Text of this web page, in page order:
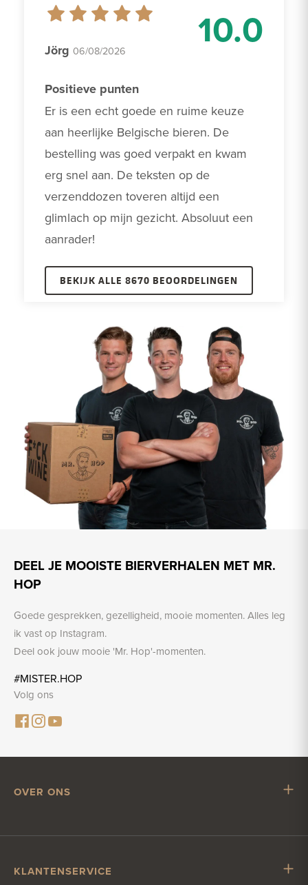
10.0
Jörg 06/08/2026
Positieve punten
Er is een echt goede en ruime keuze
aan heerlijke Belgische bieren. De
bestelling was goed verpakt en kwam
erg snel aan. De teksten op de
verzenddozen toveren altijd een
glimlach op mijn gezicht. Absoluut een
aanrader!
BEKIJK ALLE 8670 BEOORDELINGEN
DEEL JE MOOISTE BIERVERHALEN MET MR.
HOP
Goede gesprekken, gezelligheid, mooie momenten. Alles leg
ik vast op Instagram.
Deel ook jouw mooie 'Mr. Hop'-momenten.
#MISTER.HOP
Volg ons
OVER ONS
Vacatures
KLANTENSERVICE